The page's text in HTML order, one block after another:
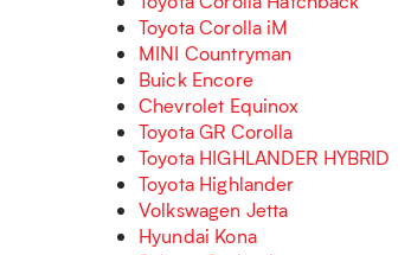
Toyota Corolla iM
MINI Countryman
Buick Encore
Chevrolet Equinox
Toyota GR Corolla
Toyota HIGHLANDER HYBRID
Toyota Highlander
Volkswagen Jetta
Hyundai Kona